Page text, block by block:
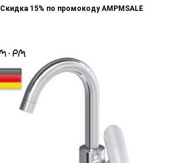
Скидка 15% по промокоду AMPMSALE